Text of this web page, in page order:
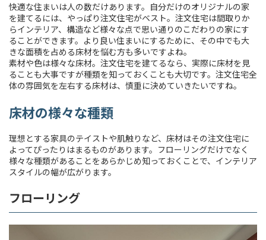
快適な住まいは人の数だけあります。自分だけのオリジナルの家
を建てるには、やっぱり注文住宅がベスト。注文住宅は間取りか
らインテリア、構造など様々な点で思い通りのこだわりの家にす
ることができます。より良い住まいにするために、その中でも大
きな面積を占める床材を悩む方も多いですよね。
素材や色は様々な床材。注文住宅を建てるなら、実際に床材を見
ることも大事ですが種類を知っておくことも大切です。注文住宅全
体の雰囲気を左右する床材は、慎重に決めていきたいですね。
床材の様々な種類
理想とする家具のテイストや肌触りなど、床材はその注文住宅に
よってぴったりはまるものがあります。フローリングだけでなく
様々な種類があることをあらかじめ知っておくことで、インテリア
スタイルの幅が広がります。
フローリング